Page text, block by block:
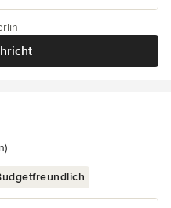
5 Sternen